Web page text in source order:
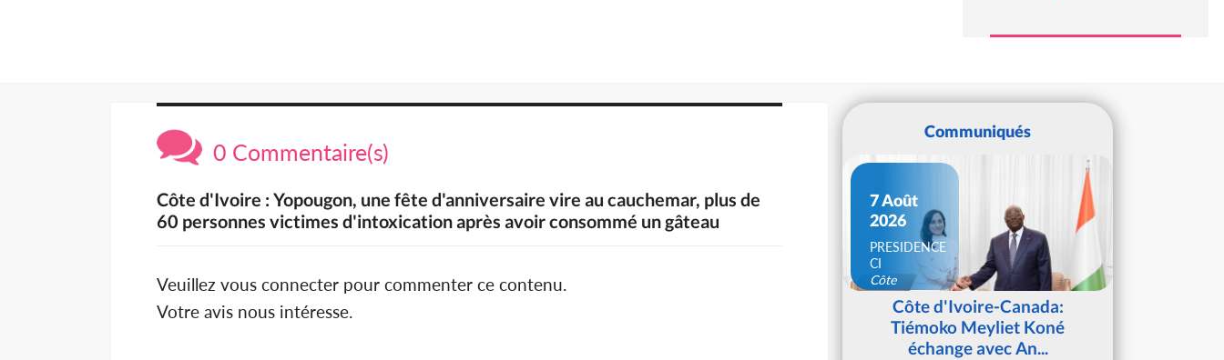
0 Commentaire(s)
Côte d'Ivoire : Yopougon, une fête d'anniversaire vire au cauchemar, plus de
60 personnes victimes d'intoxication après avoir consommé un gâteau
Veuillez vous connecter pour commenter ce contenu.
Votre avis nous intéresse.
Communiqués
7 Août
2026
PRESIDENCE
CI
Côte
d'IvoireCôte d'Ivoire-Canada:
Tiémoko Meyliet Koné
échange avec An...